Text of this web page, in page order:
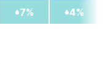
7%
4%